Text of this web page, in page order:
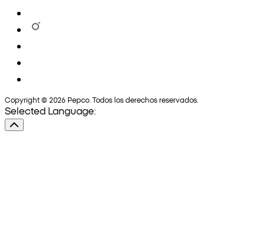
Copyright © 2026 Pepco. Todos los derechos reservados.
Selected Language: